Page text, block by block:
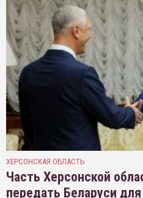
ХЕРСОНСКАЯ ОБЛАСТЬ
Часть Херсонской
передать Беларуси